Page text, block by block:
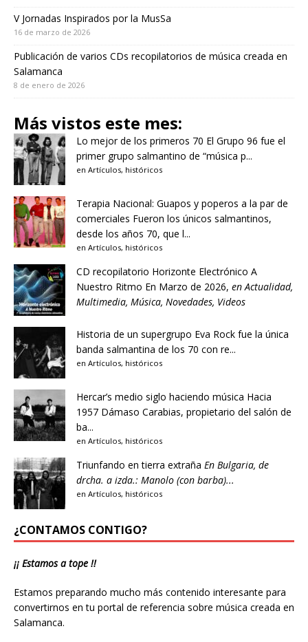
V Jornadas Inspirados por la MusSa
16 de marzo de 2026
Publicación de varios CDs recopilatorios de música creada en
Salamanca
8 de enero de 2026
Más vistos este mes:
Lo mejor de los primeros 70 El Grupo 96 fue el
primer grupo salmantino de “música p...
en Artículos, históricos
Terapia Nacional: Guapos y poperos a la par de
comerciales Fueron los únicos salmantinos,
desde los años 70, que l...
en Artículos, históricos
CD recopilatorio Horizonte Electrónico A
Nuestro Ritmo En Marzo de 2026, enActualidad,
Multimedia, Música, Novedades, Videos
Historia de un supergrupo Eva Rock fue la única
banda salmantina de los 70 con re...
en Artículos, históricos
Hercar’s medio siglo haciendo música Hacia
1957 Dámaso Carabias, propietario del salón de
ba...
en Artículos, históricos
Triunfando en tierra extraña En Bulgaria, de
drcha. a izda.: Manolo (con barba)...
en Artículos, históricos
¿CONTAMOS CONTIGO?
¡¡ Estamos a tope !!
Estamos preparando mucho más contenido interesante para
convertirnos en tu portal de referencia sobre música creada en
Salamanca.